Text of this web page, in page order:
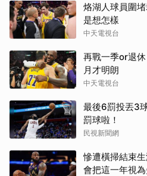
烙湖人球員圍
是想怎樣
中天電視台
再戰一季or退
月才明朗
中天電視台
最後6罰投丟3
罰球啦！
民視新聞網
慘遭橫掃結束
會把這一年視